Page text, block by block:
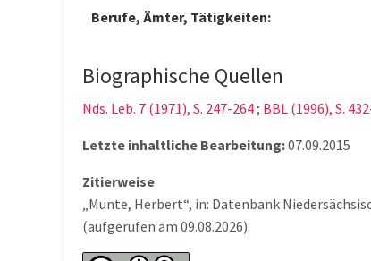
Berufe, Ämter, Tätigkeiten:
Biographische Quellen
Nds. Leb. 7 (1971), S. 247-264; BBL (1996), S.
Letzte inhaltliche Bearbeitung:07.09.2015
Zitierweise
„Munte, Herbert“, in: Datenbank
(aufgerufen am 09.08.2026).